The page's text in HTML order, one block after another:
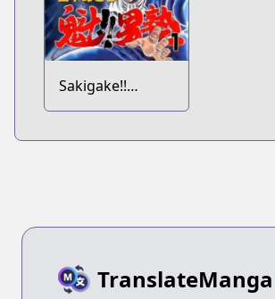
Sakigake!!
Otokojuku
TranslateManga